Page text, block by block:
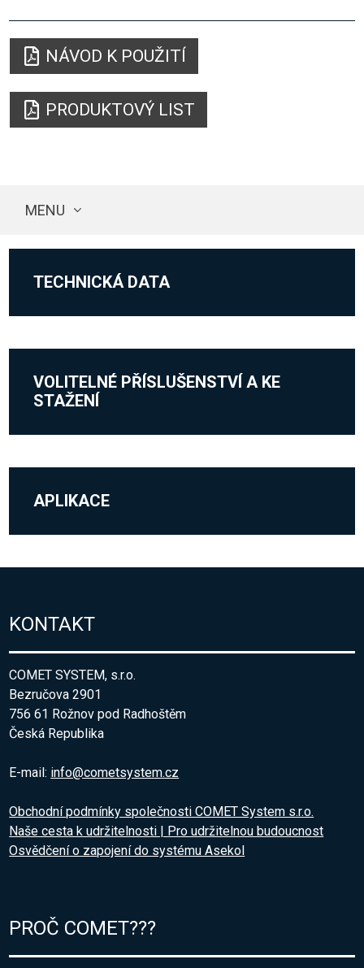
NÁVOD K POUŽITÍ
PRODUKTOVÝ LIST
MENU
TECHNICKÁ DATA
VOLITELNÉ PŘÍSLUŠENSTVÍ A KE
STAŽENÍ
APLIKACE
KONTAKT
COMET SYSTEM, s.r.o.
Bezručova 2901
756 61 Rožnov pod Radhoštěm
Česká Republika
E-mail: info@cometsystem.cz
Obchodní podmínky společnosti COMET System s.r.o.
Naše cesta k udržitelnosti | Pro udržitelnou budoucnost
Osvědčení o zapojení do systému Asekol
PROČ COMET???